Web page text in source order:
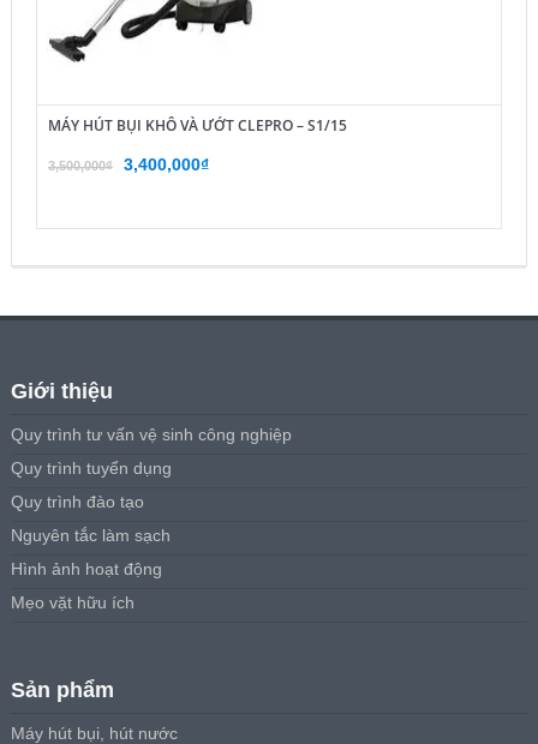
MÁY HÚT BỤI KHÔ VÀ ƯỚT CLEPRO – S1/15
3,500,000₫
Giá
3,400,000₫Giá
3,400,000₫.
Giới thiệu
Quy trình tư vấn vệ sinh công nghiệp
Quy trình tuyển dụng
Quy trình đào tạo
Nguyên tắc làm sạch
Hình ảnh hoạt động
Mẹo vặt hữu ích
Sản phẩm
Máy hút bụi, hút nước